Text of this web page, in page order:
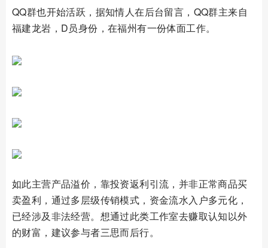
QQ群也开始活跃，据知情人在后台留言，QQ群主来自
福建龙岩，D员身份，在福州有一份体面工作。
如此主营产品溢价，靠投资返利引流，并非正常商品买
卖盈利，通过多层级传销模式，资金流水入户多元化，
已经涉及非法经营。想通过此类工作室去赚取认知以外
的财富，建议参与者三思而后行。